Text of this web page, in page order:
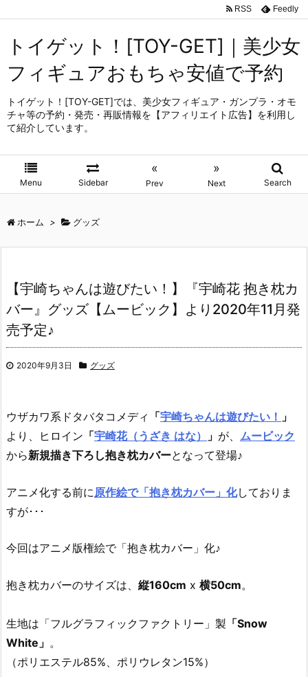
トイゲット！[TOY-GET]｜美少女
フィギュアおもちゃ安値で予約
トイゲット！[TOY-GET]では、美少女フィギュア・ガンプラ・オモ
チャ等の予約・発売・再販情報を【アフィリエイト広告】を利用し
て紹介しています。
Menu Sidebar
«
Prev
»
Next Search
RSS Feedly
ホーム > グッズ
【宇崎ちゃんは遊びたい！】『宇崎花 抱き枕カ
バー』グッズ【ムービック】より2020年11月発
売予定♪
2020年9月3日 グッズ
ウザカワ系ドタバタコメディ 「宇崎ちゃんは遊びたい！ 」
より、
ヒロイン 「宇崎花（うざき はな） 」 が、 ムービック
から新規描き下ろし抱き枕カバーとなって登場♪
アニメ化する前に 原作絵で「抱き枕カバー」化しておりま
すが･･･
今回はアニメ版権絵で「抱き枕カバー」化♪
抱き枕カバーのサイズは、 縦160cm x 横50cm。
生地は「フルグラフィックファクトリー」製 「Snow
White」 。
（ポリエステル85%、ポリウレタン15%）